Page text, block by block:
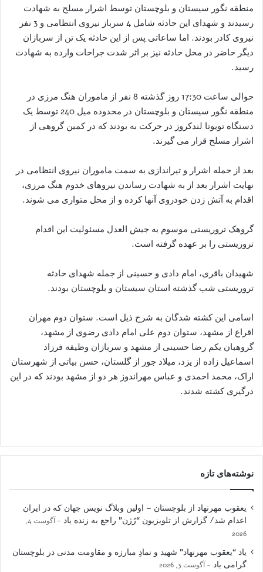
منطقه نگور سیستان و بلوچستان توسط اشرار مسلح به شهادت
رسیدند و شهدای این حادثه شامل 4 سرباز نیروی انتظامی و 3 نفر
نیروی کادر بودند. اما ساعاتی پس از این حادثه یک تن از سربازان
دیگر حاضر در محل حادثه نیز بر اثر شدت جراحات وارده به شهادت
رسید.
حوالی ساعت 17:30 روز گذشته 8 نفر از ماموران هنگ مرزی در
منطقه نگور سیستان و بلوچستان در محدوده میل 240 توسط یک
دستگاه تویوتا لندکروز در حرکت به بودند که در کمین گروهی از
اشرار مسلح قرار می گیرند.
بعد از حمله اشرار و تیراندازی به سمت ماموران نیروی انتظامی در
نهایت اشرار بعد از به شهادت رساندن نیروهای خدوم هنگ مرزی،
اقدام به آتش زدن خودروی آنها کرده و از محل متواری می شوند.
گروهک تروریستی موسوم به جیش العدل مسئولیت این اقدام
تروریستی را بر عهده گرفته است.
شهیدان باقری، امام دادی و حسینی از جمله شهدای حادثه
تروریستی شب گذشته استان سیستان و بلوچستان بودند.
اسامی این کشته شدگان به شرح ذیل است. ستوان دوم مهران
اقراع از مشهد، ستوان دوم علی امام دادی رضوی از مشهد،
گروهبان یکم رضا حسینی از مشهد و سربازان وظیفه فرزاد
اسماعیل زاده از یزد، میلاد جور از گلستان، حسن بیاتی از شهرستان
اراک، محمد احمدی و عباس مهراندوز هر دو از مشهد بودند که در این
درگیری کشته شدند.
نوشته‌های تازه
یعقوب مهرنهاد از بلوچستان – اولین وبلاگ نویس جهان که در ایران
اعدام شد/ گزارش از تلویزیون “رُژن” راجع به زنده یاد
آگوست 4,
2026
یاد “یعقوب مهرنهاد” شهید و نمادِ مبارزه و مقاومت مدنی در بلوچستان
گرامی باد
آگوست 3, 2026